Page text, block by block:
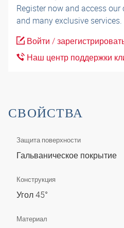
Register now and access
and many exclusive services.
Войти /
Наш центр поддержки
СВОЙСТВА
Защита поверхности
Гальваническое покрытие
Конструкция
Угол 45°
Материал